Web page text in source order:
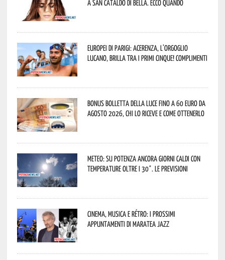
a San Cataldo di Bella. Ecco quando
Europei di Parigi: Acerenza, l’orgoglio
lucano, brilla tra i primi cinque! Complimenti
Bonus bolletta della luce fino a 60 euro da
agosto 2026, chi lo riceve e come ottenerlo
Meteo: su Potenza ancora giorni caldi con
temperature oltre i 30°. Le previsioni
Cinema, musica e rétro: i prossimi
appuntamenti di Maratea Jazz